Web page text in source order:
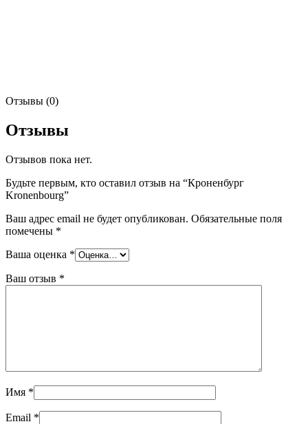
Отзывы (0)
Отзывы
Отзывов пока нет.
Будьте первым, кто оставил отзыв на “Кроненбург
Kronenbourg”
Ваш адрес email не будет опубликован. Обязательные поля
помечены *
Ваша оценка *
Ваш отзыв *
Имя *
Email *